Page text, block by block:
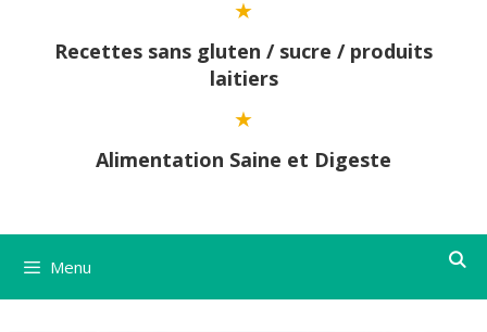
Recettes sans gluten / sucre / produits
laitiers
Alimentation Saine et Digeste
Menu